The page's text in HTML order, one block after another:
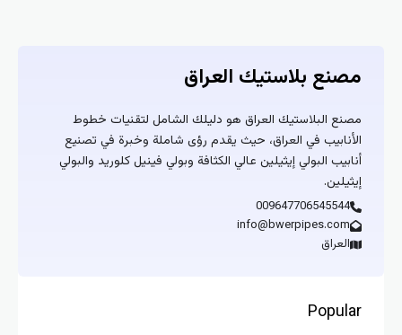
مصنع بلاستيك العراق
مصنع البلاستيك العراق هو دليلك الشامل لتقنيات خطوط
الأنابيب في العراق، حيث يقدم رؤى شاملة وخبرة في تصنيع
أنابيب البولي إيثيلين عالي الكثافة وبولي فينيل كلوريد والبولي
إيثيلين.
009647706545544
info@bwerpipes.com
العراق
Popular